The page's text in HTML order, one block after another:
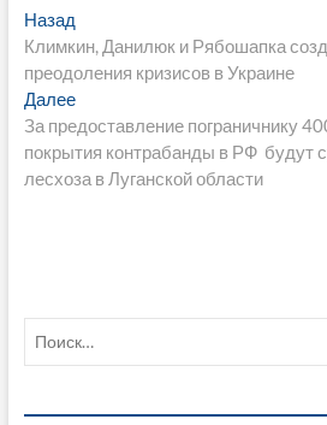
Навигация
по
записям
НазадПредыдущая
запись:
Климкин, Данилюк и Рябошапка
преодоления кризисов в Украине
ДалееСледующая
запись:
За предоставление пограничнику
покрытия контрабанды в РФ будут
лесхоза в Луганской области